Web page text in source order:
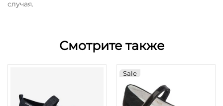
случая.
Смотрите также
Sale